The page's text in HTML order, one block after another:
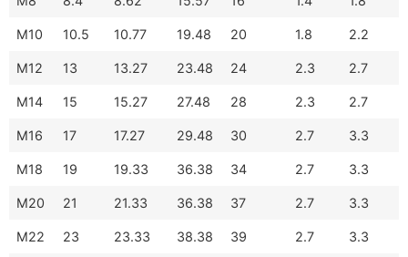
M10 10.5 10.77 19.48 20 1.8 2.2
M12 13 13.27 23.48 24 2.3 2.7
M14 15 15.27 27.48 28 2.3 2.7
M16 17 17.27 29.48 30 2.7 3.3
M18 19 19.33 36.38 34 2.7 3.3
M20 21 21.33 36.38 37 2.7 3.3
M22 23 23.33 38.38 39 2.7 3.3